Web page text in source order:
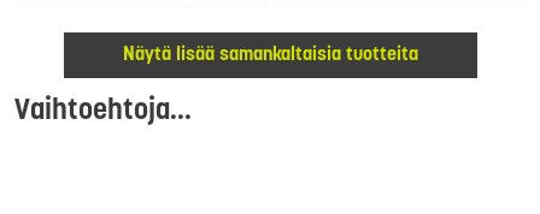
Näytä lisää samankaltaisia tuotteita
Vaihtoehtoja...